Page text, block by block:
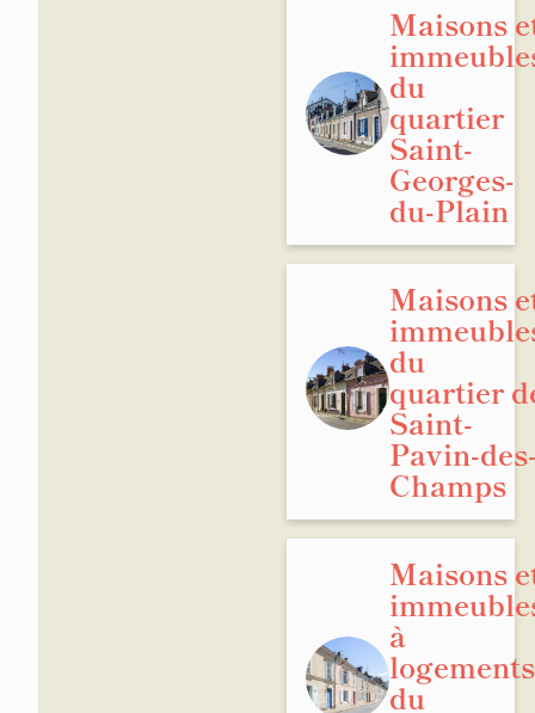
Maisons
du
quartier
Saint-
Georges-
du-Plain
Maisons
du
quartier
Saint-
Pavin-
Champs
Maisons
à
logements
du